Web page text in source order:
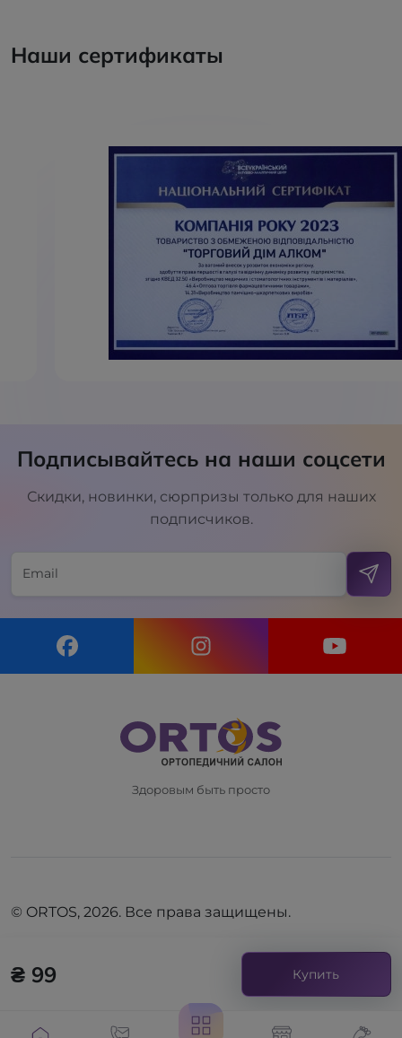
₴ 99 Купить
Наши сертификаты
Подписывайтесь на наши соцсети
Скидки, новинки, сюрпризы только для наших
подписчиков.
Здоровым быть просто
© ORTOS, 2026. Все права защищены.